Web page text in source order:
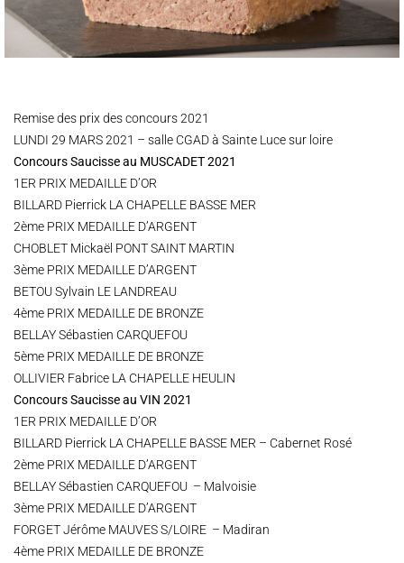
Remise des prix des concours 2021
LUNDI 29 MARS 2021 – salle CGAD à Sainte Luce sur loire
Concours Saucisse au MUSCADET 2021
1ER PRIX MEDAILLE D’OR
BILLARD Pierrick LA CHAPELLE BASSE MER
2ème PRIX MEDAILLE D’ARGENT
CHOBLET Mickaël PONT SAINT MARTIN
3ème PRIX MEDAILLE D’ARGENT
BETOU Sylvain LE LANDREAU
4ème PRIX MEDAILLE DE BRONZE
BELLAY Sébastien CARQUEFOU
5ème PRIX MEDAILLE DE BRONZE
OLLIVIER Fabrice LA CHAPELLE HEULIN
Concours Saucisse au VIN 2021
1ER PRIX MEDAILLE D’OR
BILLARD Pierrick LA CHAPELLE BASSE MER – Cabernet Rosé
2ème PRIX MEDAILLE D’ARGENT
BELLAY Sébastien CARQUEFOU – Malvoisie
3ème PRIX MEDAILLE D’ARGENT
FORGET Jérôme MAUVES S/LOIRE – Madiran
4ème PRIX MEDAILLE DE BRONZE